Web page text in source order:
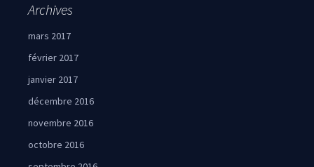
Archives
mars 2017
février 2017
janvier 2017
décembre 2016
novembre 2016
octobre 2016